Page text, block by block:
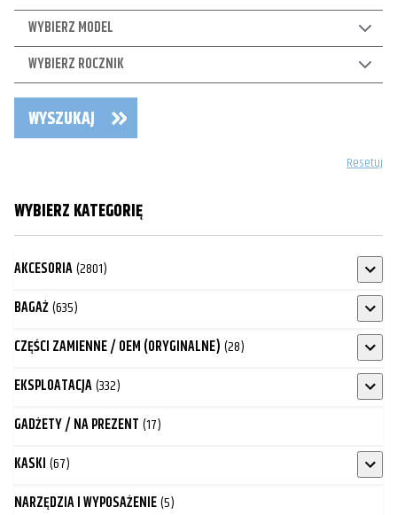
WYBIERZ MODEL
WYBIERZ ROCZNIK
WYSZUKAJ
Resetuj
WYBIERZ KATEGORIĘ
AKCESORIA(2801)
BAGAŻ(635)
CZĘŚCI ZAMIENNE / OEM (ORYGINALNE) (28)
EKSPLOATACJA(332)
GADŻETY / NA PREZENT (17)
KASKI (67)
NARZĘDZIA I WYPOSAŻENIE(5)